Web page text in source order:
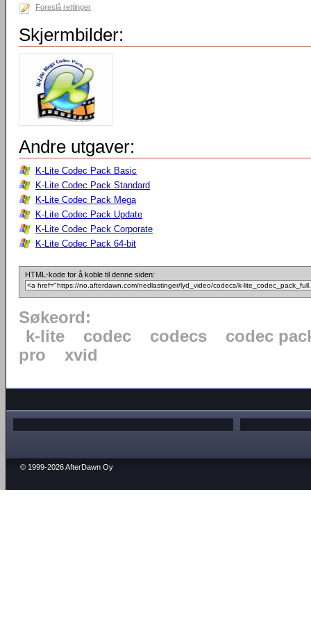
Foreslå rettinger
Skjermbilder:
Andre utgaver:
K-Lite Codec Pack Basic
K-Lite Codec Pack Standard
K-Lite Codec Pack Mega
K-Lite Codec Pack Update
K-Lite Codec Pack Corporate
K-Lite Codec Pack 64-bit
HTML-kode for å koble til denne siden:
Søkeord:
k-lite
codec codecs
codec
pro
xvid
© 1999-2026 AfterDawn Oy